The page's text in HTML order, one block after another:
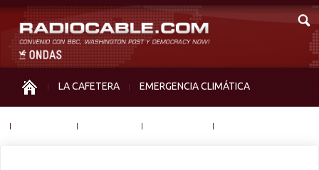
LA CAFETERA EMERGENCIA CLIMÁTICA